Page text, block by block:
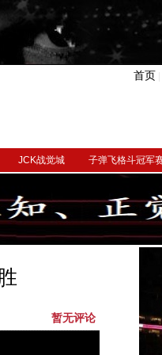
首页
JCK战觉城 子弹飞格斗冠军
暂无评论